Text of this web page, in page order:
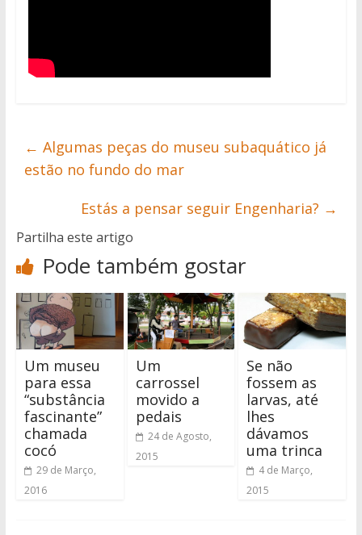
← Algumas peças do museu subaquático já
estão no fundo do mar
Estás a pensar seguir Engenharia? →
Partilha este artigo
Pode também gostar
Um museu
para essa
“substância
fascinante”
chamada
cocó
29 de Março,
2016
Um
carrossel
movido a
pedais
24 de Agosto,
2015
Se não
fossem as
larvas, até
lhes
dávamos
uma trinca
4 de Março,
2015